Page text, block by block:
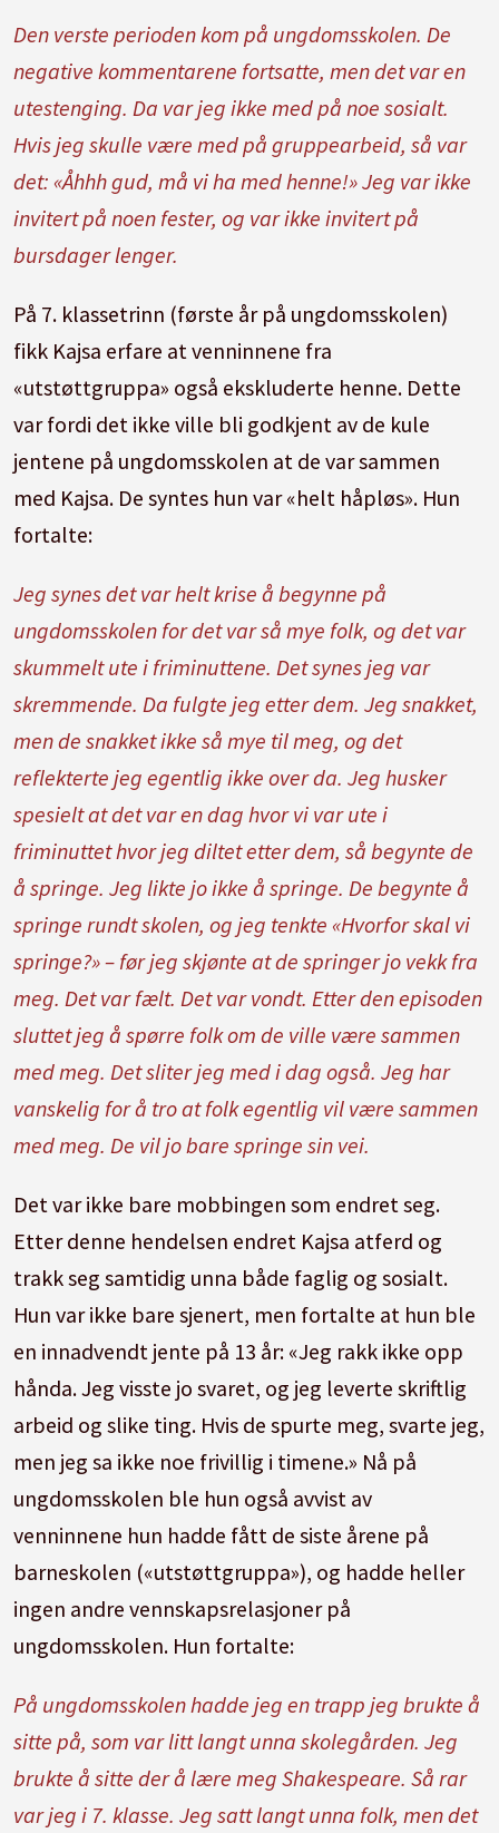
Den verste perioden kom på ungdomsskolen. De
negative kommentarene fortsatte, men det var en
utestenging. Da var jeg ikke med på noe sosialt.
Hvis jeg skulle være med på gruppearbeid, så var
det: «Åhhh gud, må vi ha med henne!» Jeg var ikke
invitert på noen fester, og var ikke invitert på
bursdager lenger.
På 7. klassetrinn (første år på ungdomsskolen)
fikk Kajsa erfare at venninnene fra
«utstøttgruppa» også ekskluderte henne. Dette
var fordi det ikke ville bli godkjent av de kule
jentene på ungdomsskolen at de var sammen
med Kajsa. De syntes hun var «helt håpløs». Hun
fortalte:
Jeg synes det var helt krise å begynne på
ungdomsskolen for det var så mye folk, og det var
skummelt ute i friminuttene. Det synes jeg var
skremmende. Da fulgte jeg etter dem. Jeg snakket,
men de snakket ikke så mye til meg, og det
reflekterte jeg egentlig ikke over da. Jeg husker
spesielt at det var en dag hvor vi var ute i
friminuttet hvor jeg diltet etter dem, så begynte de
å springe. Jeg likte jo ikke å springe. De begynte å
springe rundt skolen, og jeg tenkte «Hvorfor skal vi
springe?» – før jeg skjønte at de springer jo vekk fra
meg. Det var fælt. Det var vondt. Etter den episoden
sluttet jeg å spørre folk om de ville være sammen
med meg. Det sliter jeg med i dag også. Jeg har
vanskelig for å tro at folk egentlig vil være sammen
med meg. De vil jo bare springe sin vei.
Det var ikke bare mobbingen som endret seg.
Etter denne hendelsen endret Kajsa atferd og
trakk seg samtidig unna både faglig og sosialt.
Hun var ikke bare sjenert, men fortalte at hun ble
en innadvendt jente på 13 år: «Jeg rakk ikke opp
hånda. Jeg visste jo svaret, og jeg leverte skriftlig
arbeid og slike ting. Hvis de spurte meg, svarte jeg,
men jeg sa ikke noe frivillig i timene.» Nå på
ungdomsskolen ble hun også avvist av
venninnene hun hadde fått de siste årene på
barneskolen («utstøttgruppa»), og hadde heller
ingen andre vennskapsrelasjoner på
ungdomsskolen. Hun fortalte:
På ungdomsskolen hadde jeg en trapp jeg brukte å
sitte på, som var litt langt unna skolegården. Jeg
brukte å sitte der å lære meg Shakespeare. Så rar
var jeg i 7. klasse. Jeg satt langt unna folk, men det